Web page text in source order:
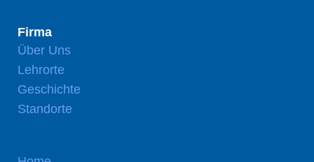
Firma
Über Uns
Lehrorte
Geschichte
Standorte